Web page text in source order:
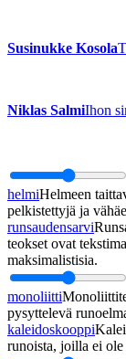
Susinukke Kosola
Niklas SalmiIhon
helmiHelmeen
pelkistettyjä ja
runsaudensarvi
teokset ovat
maksimalistisia.
monoliitti
pysyttelevä
kaleidoskooppi
runoista, joilla ei